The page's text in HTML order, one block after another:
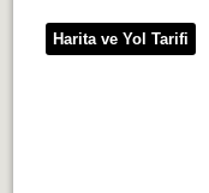
Harita ve Yol Tarifi